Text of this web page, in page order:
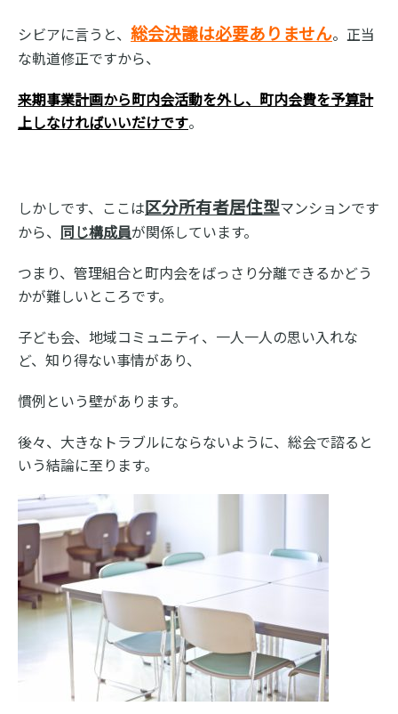
シビアに言うと、 総会決議は必要ありません。正当
な軌道修正ですから、
来期事業計画から町内会活動を外し、町内会費を予算計
上しなければいいだけです。
しかしです、ここは区分所有者居住型マンションです
から、 同じ構成員が関係しています。
つまり、管理組合と町内会をばっさり分離できるかどう
かが難しいところです。
子ども会、地域コミュニティ、一人一人の思い入れな
ど、知り得ない事情があり、
慣例という壁があります。
後々、大きなトラブルにならないように、総会で諮ると
いう結論に至ります。